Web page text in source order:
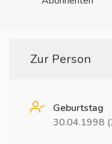
Zur Person
Geburtstag
30.04.1998